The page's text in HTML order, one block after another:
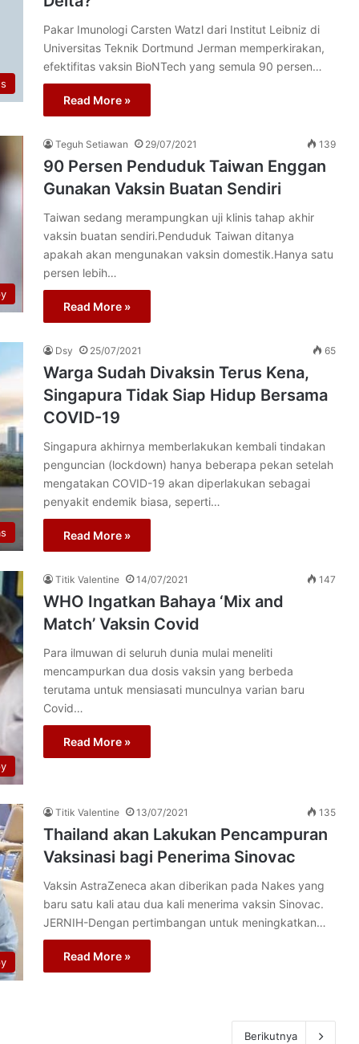
Pakar Imunologi Carsten Watzl dari Institut Leibniz di
Universitas Teknik Dortmund Jerman memperkirakan,
efektifitas vaksin BioNTech yang semula 90 persen…
Read More »
Teguh Setiawan 29/07/2021 139
90 Persen Penduduk Taiwan Enggan
Gunakan Vaksin Buatan Sendiri
Taiwan sedang merampungkan uji klinis tahap akhir
vaksin buatan sendiri.Penduduk Taiwan ditanya
apakah akan mengunakan vaksin domestik.Hanya satu
persen lebih…
Read More »
Dsy 25/07/2021 65
Warga Sudah Divaksin Terus Kena,
Singapura Tidak Siap Hidup Bersama
COVID-19
Singapura akhirnya memberlakukan kembali tindakan
penguncian (lockdown) hanya beberapa pekan setelah
mengatakan COVID-19 akan diperlakukan sebagai
penyakit endemik biasa, seperti…
Read More »
Titik Valentine 14/07/2021 147
WHO Ingatkan Bahaya ‘Mix and
Match’ Vaksin Covid
Para ilmuwan di seluruh dunia mulai meneliti
mencampurkan dua dosis vaksin yang berbeda
terutama untuk mensiasati munculnya varian baru
Covid…
Read More »
Titik Valentine 13/07/2021 135
Thailand akan Lakukan Pencampuran
Vaksinasi bagi Penerima Sinovac
Vaksin AstraZeneca akan diberikan pada Nakes yang
baru satu kali atau dua kali menerima vaksin Sinovac.
JERNIH-Dengan pertimbangan untuk meningkatkan…
Read More »
Berikutnya